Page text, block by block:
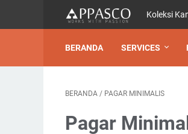
Koleksi
BERANDA SERVICES
BERANDA / PAGAR MINIMALIS
Pagar